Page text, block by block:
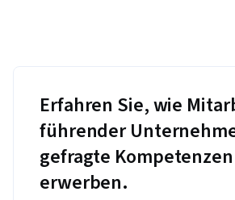
Erfahren Sie, wie
führender
gefragte Kompetenzen
erwerben.